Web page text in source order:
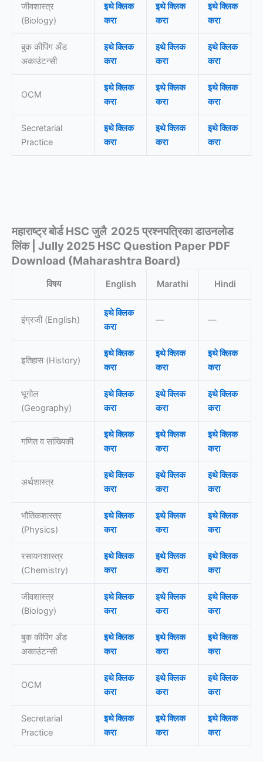
जीवशास्त्र
(Biology)
इथे क्लिक
करा
इथे क्लिक
करा
इथे क्लिक
करा
बुक कीपिंग अँड
अकाउंटन्सी
इथे क्लिक
करा
इथे क्लिक
करा
इथे क्लिक
करा
OCM
इथे क्लिक
करा
इथे क्लिक
करा
इथे क्लिक
करा
Secretarial
Practice
इथे क्लिक
करा
इथे क्लिक
करा
इथे क्लिक
करा
महाराष्ट्र बोर्ड HSC जुलै 2025 प्रश्नपत्रिका डाउनलोड
लिंक | Jully 2025 HSC Question Paper PDF
Download (Maharashtra Board)
विषय English Marathi Hindi
इंग्रजी (English)
इथे क्लिक
करा
— —
इतिहास (History)
इथे क्लिक
करा
इथे क्लिक
करा
इथे क्लिक
करा
भूगोल
(Geography)
इथे क्लिक
करा
इथे क्लिक
करा
इथे क्लिक
करा
गणित व सांख्यिकी
इथे क्लिक
करा
इथे क्लिक
करा
इथे क्लिक
करा
अर्थशास्त्र
इथे क्लिक
करा
इथे क्लिक
करा
इथे क्लिक
करा
भौतिकशास्त्र
(Physics)
इथे क्लिक
करा
इथे क्लिक
करा
इथे क्लिक
करा
रसायनशास्त्र
(Chemistry)
इथे क्लिक
करा
इथे क्लिक
करा
इथे क्लिक
करा
जीवशास्त्र
(Biology)
इथे क्लिक
करा
इथे क्लिक
करा
इथे क्लिक
करा
बुक कीपिंग अँड
अकाउंटन्सी
इथे क्लिक
करा
इथे क्लिक
करा
इथे क्लिक
करा
OCM
इथे क्लिक
करा
इथे क्लिक
करा
इथे क्लिक
करा
Secretarial
Practice
इथे क्लिक
करा
इथे क्लिक
करा
इथे क्लिक
करा